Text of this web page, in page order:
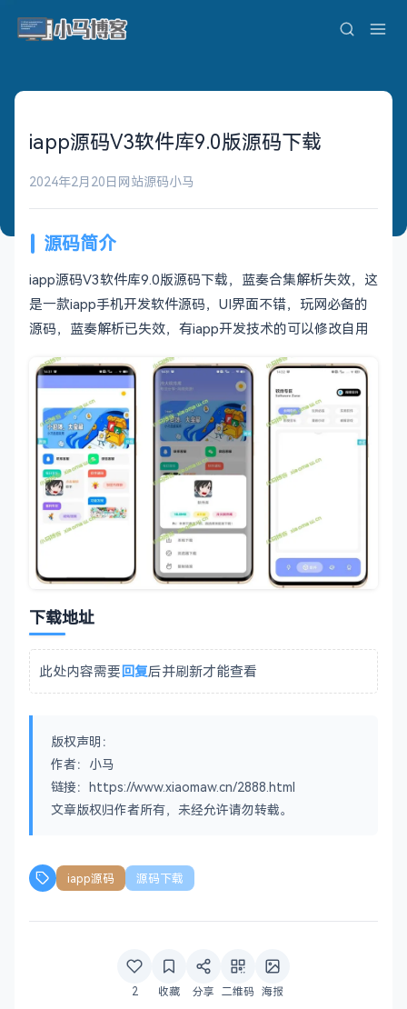
iapp源码V3软件库9.0版源码下载
2024年2月20日 网站源码小马
源码简介
iapp源码V3软件库9.0版源码下载，蓝奏合集解析失效，这
是一款iapp手机开发软件源码，UI界面不错，玩网必备的
源码，蓝奏解析已失效，有iapp开发技术的可以修改自用
下载地址
此处内容需要回复后并刷新才能查看
版权声明：
作者：小马
链接：https://www.xiaomaw.cn/2888.html
文章版权归作者所有，未经允许请勿转载。
iapp源码 源码下载
2 收藏 分享 二维码 海报